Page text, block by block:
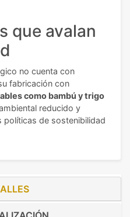
que avalan
no cuenta con
fabricación con
como bambú y trigo
reducido y
políticas de sostenibilidad